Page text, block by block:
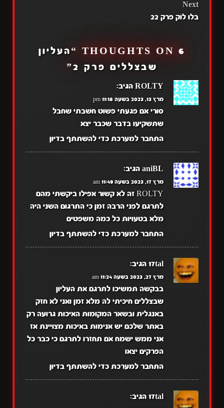
Next
בלו לוק פרק 22
6 THOUGHTS ON “
העליון
שבצללים פרק 2
”
ROLTY הגיב:
מרץ 13, 2023 בשעה 11:18 pm
סורי אם פגעתי פשוט חשבתי שחבל
שתשקיעו בדבר שכבר יצא
התחבר למערכת כדי להשתתף בדיון
aniBL הגיב:
מרץ 17, 2023 בשעה 11:49 am
ROLTY זה לא קשור אפילו ביקשתי מהם
לתרגם לפני הרבה זמן כי התרגום השני היה
מלא בטעויות כל כמה משפטים
התחבר למערכת כדי להשתתף בדיון
17tal הגיב:
מרץ 27, 2023 בשעה 11:24 am
בבקשה תמשיכו לתרגם את העליון
שבצללים חיכיתי לה מלא זמן ואני לא חזק
באנגלית ובשאר המקומות האיכות גרועה רק
באתר שלכם יש אנימות באיכות מצויינת אז
אני ממש ישמח אם תחזרו לתרגם כי כבר כל
הפרקים יצאו
התחבר למערכת כדי להשתתף בדיון
17tal הגיב: